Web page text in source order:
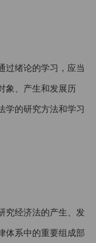
过绪论的学习，应当
象、产生和发展历
学的研究方法和学习
究经济法的产生、发
体系中的重要组成部